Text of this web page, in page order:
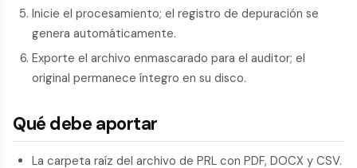
Inicie el procesamiento; el registro de depuración se
genera automáticamente.
Exporte el archivo enmascarado para el auditor; el
original permanece íntegro en su disco.
Qué debe aportar
La carpeta raíz del archivo de PRL con PDF, DOCX y CSV.